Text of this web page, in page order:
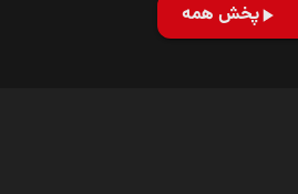
پخش همه